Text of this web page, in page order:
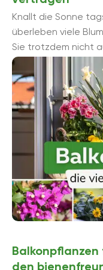
Knallt die Sonne
überleben viele
Sie trotzdem nicht
zahlreiche „...
Balkonpflanzen
den